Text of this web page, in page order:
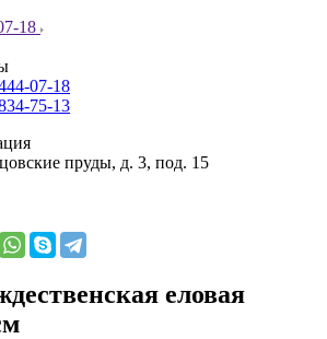
18
07-18
75-13
пруды, д. 3, под. 15
еловая